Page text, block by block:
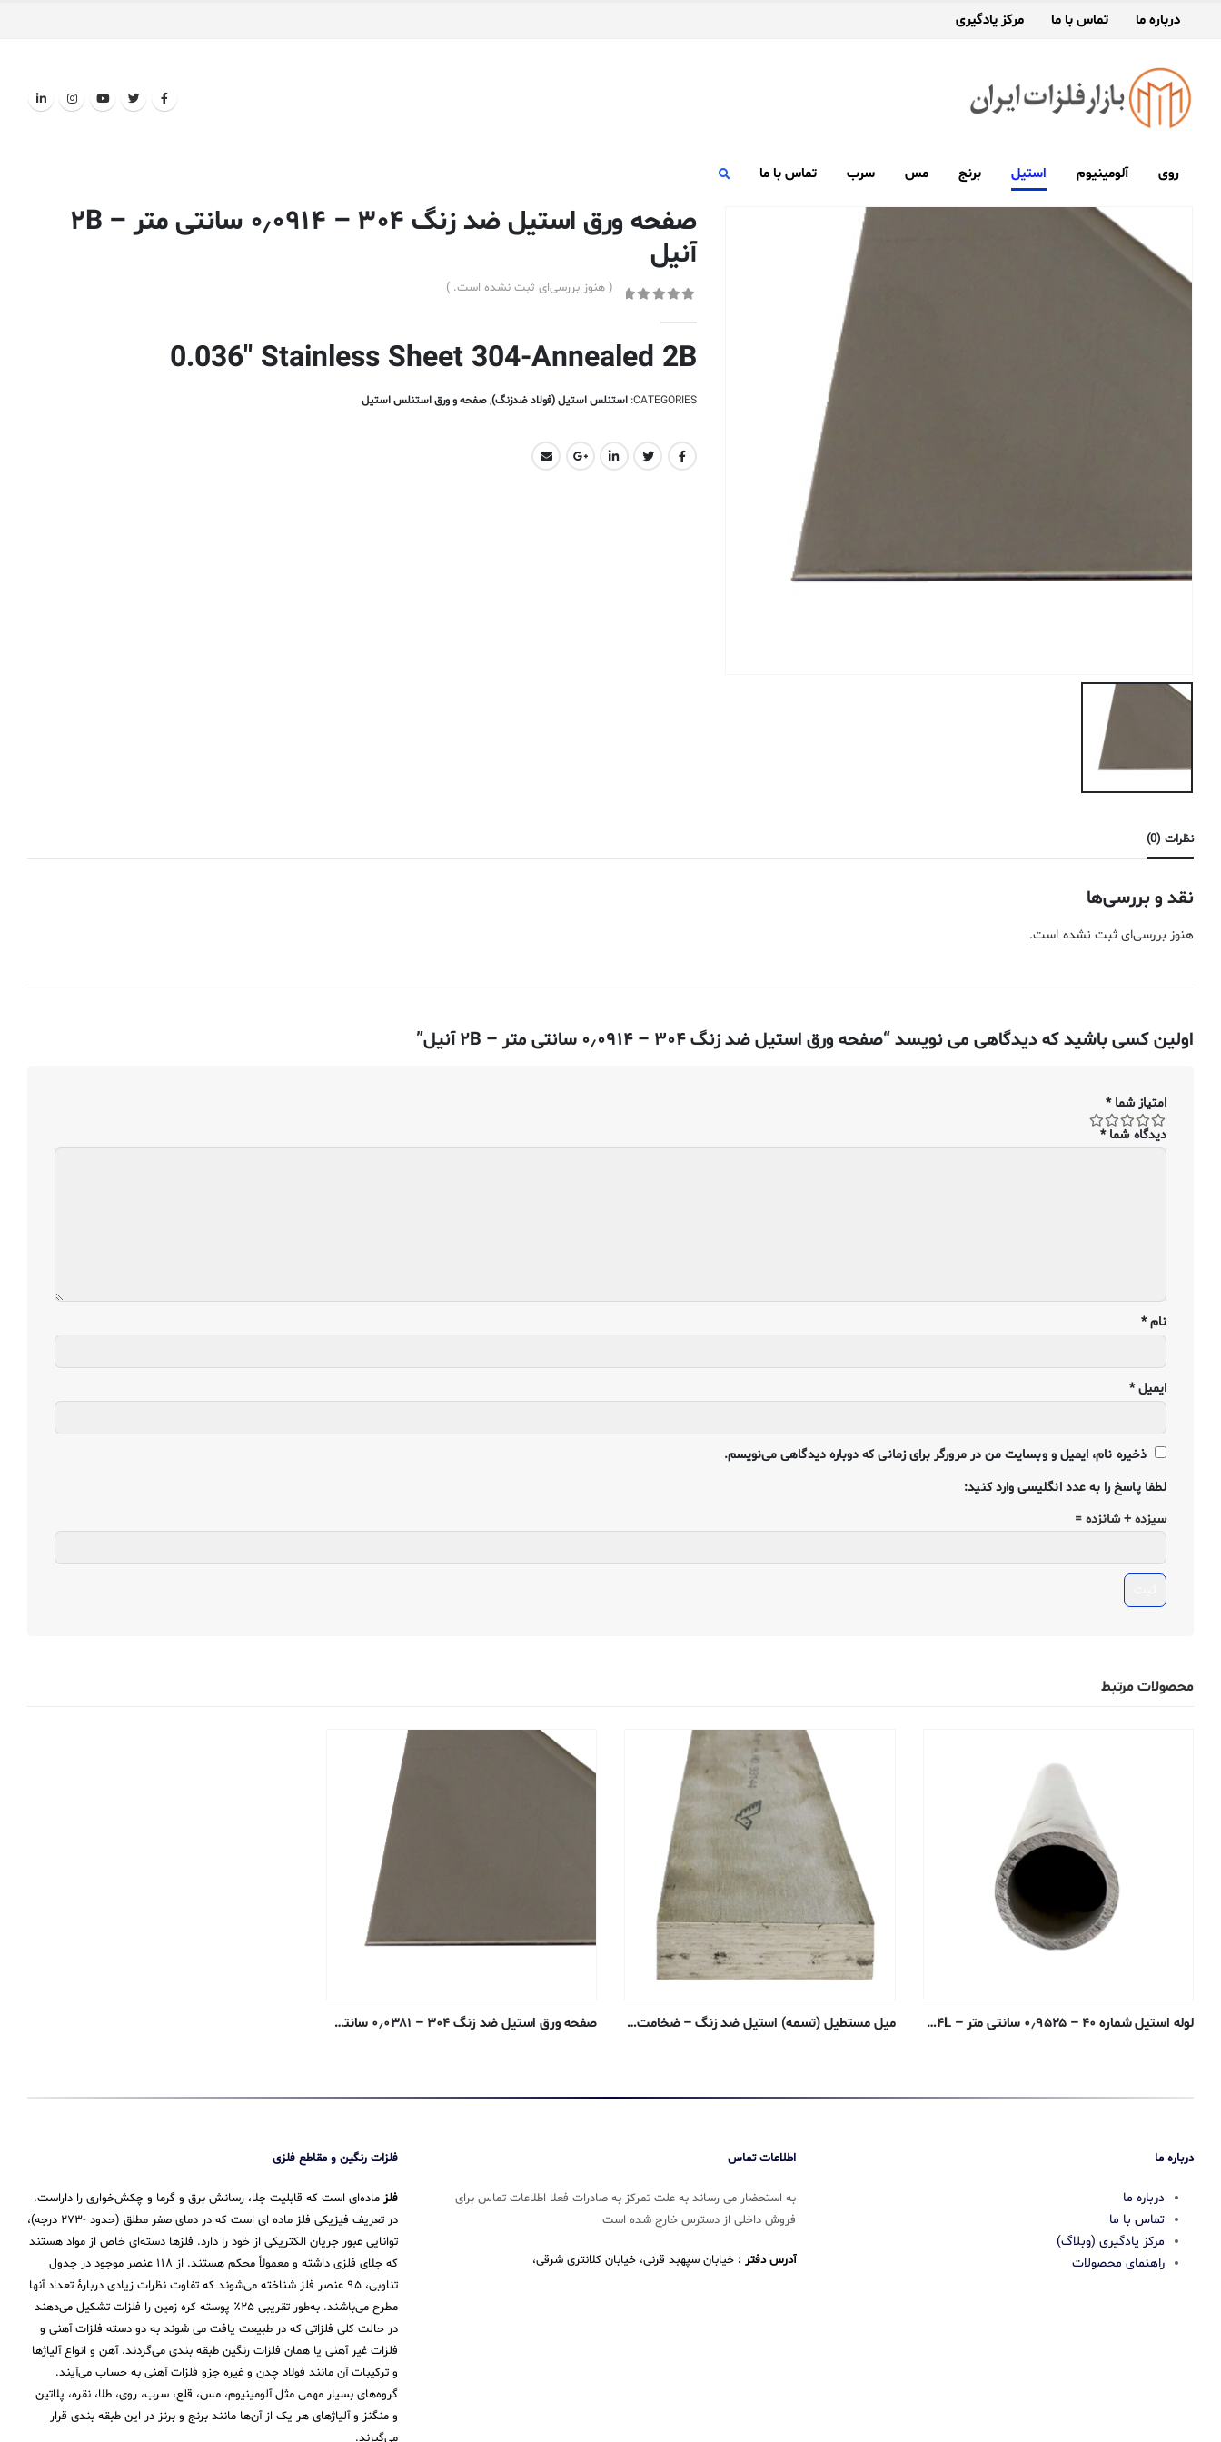
درباره ما تماس با ما مرکز یادگیری
روی آلومینیوم استیل برنج مس سرب تماس با ما
صفحه ورق استیل ضد زنگ ۳۰۴ – ۰٫۰۹۱۴ سانتی متر – ۲B
آنیل
( هنوز بررسی‌ای ثبت نشده است. )
0.036″ Stainless Sheet 304-Annealed 2B
CATEGORIES: استنلس استیل (فولاد ضدزنگ),صفحه و ورق استنلس استیل
نظرات (0)
نقد و بررسی‌ها
هنوز بررسی‌ای ثبت نشده است.
اولین کسی باشید که دیدگاهی می نویسد “صفحه ورق استیل ضد زنگ ۳۰۴ – ۰٫۰۹۱۴ سانتی متر – ۲B آنیل”
امتیاز شما*
دیدگاه شما*
نام*
ایمیل*
ذخیره نام، ایمیل و وبسایت من در مرورگر برای زمانی که دوباره دیدگاهی می‌نویسم.
لطفا پاسخ را به عدد انگلیسی وارد کنید:
سیزده + شانزده =
محصولات مرتبط
لوله استیل شماره ۴۰ – ۰٫۹۵۲۵ سانتی متر – ۳۰۴/۳۰۴L جوش داده شده میل مستطیل (تسمه) استیل ضد زنگ – ضخامت ۰٫۴۷۶۲۵ ، عرض ۱٫۲۷ سانتی متر – ۳۰۴/۳۰۴L صفحه ورق استیل ضد زنگ ۳۰۴ – ۰٫۰۳۸۱ سانتی متر – ۲B آنیل
درباره ما
درباره ما
تماس با ما
مرکز یادگیری (وبلاگ)
راهنمای محصولات
اطلاعات تماس
به استحضار می رساند به علت تمرکز به صادرات فعلا اطلاعات تماس برای
فروش داخلی از دسترس خارج شده است
آدرس دفتر : خیابان سپهبد قرنی، خیابان کلانتری شرقی،
فلزات رنگین و مقاطع فلزی
فلز ماده‌ای است که قابلیت جلا، رسانش برق و گرما و چکش‌خواری را داراست.
در تعریف فیزیکی فلز ماده ای است که در دمای صفر مطلق (حدود -۲۷۳ درجه)،
توانایی عبور جریان الکتریکی از خود را دارد. فلزها دسته‌ای خاص از مواد هستند
که جلای فلزی داشته و معمولاً محکم هستند. از ۱۱۸ عنصر موجود در جدول
تناوبی، ۹۵ عنصر فلز شناخته می‌شوند که تفاوت نظرات زیادی دربارهٔ تعداد آنها
مطرح می‌باشند. به‌طور تقریبی ۲۵٪ پوسته کره زمین را فلزات تشکیل می‌دهند
در حالت کلی فلزاتی که در طبیعت یافت می شوند به دو دسته فلزات آهنی و
فلزات غیر آهنی یا همان فلزات رنگین طبقه بندی می‌گردند. آهن و انواع آلیاژها
و ترکیبات آن مانند فولاد چدن و غیره جزو فلزات آهنی به حساب می‌‌آیند.
گروه‌های بسیار مهمی مثل آلومینیوم، مس، قلع، سرب، روی، طلا، نقره، پلاتین
و منگنز و آلیاژهای هر یک از آن‌ها مانند برنج و برنز در این طبقه‌ بندی قرار
می‌‌گیرند.